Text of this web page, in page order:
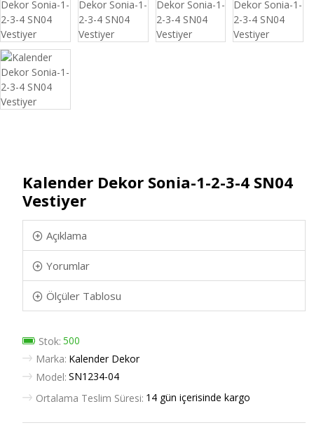
Kalender Dekor Sonia-1-2-3-4 SN04
Vestiyer
Açıklama
Yorumlar
Ölçüler Tablosu
Stok: 500
Marka: Kalender Dekor
Model: SN1234-04
Ortalama Teslim Süresi: 14 gün içerisinde kargo